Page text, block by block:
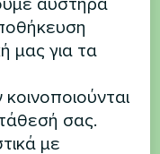
θα σας
αυστηρά
μας για τα
σας.
με